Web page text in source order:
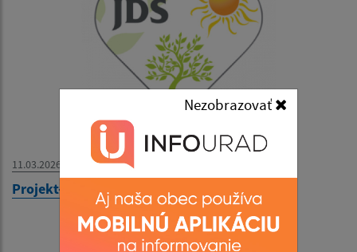
Nezobrazovať
11.03.2026
Projekt- Digitálny seniori